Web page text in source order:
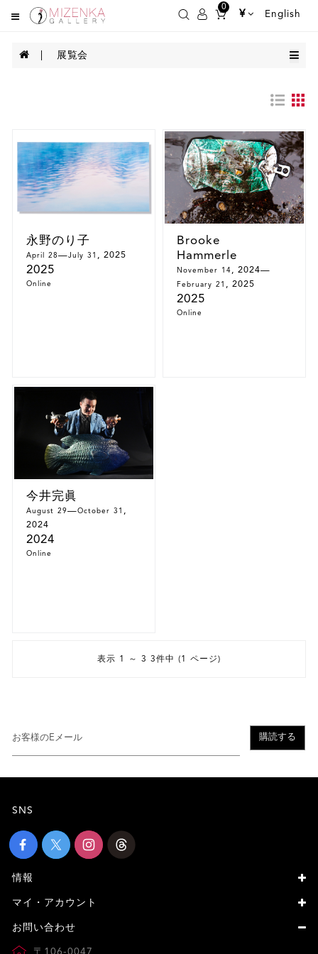
0
¥ English
展覧会
永野のり子
April 28 —July 31 , 2025
2025
Online
Brooke
Hammerle
November 14 , 2024—
February 21 , 2025
2025
Online
今井完眞
August 29 —October 31 ,
2024
2024
Online
表示 1 ～ 3 3件中 (1 ページ)
購読する
SNS
情報
マイ・アカウント
お問い合わせ
〒106-0047